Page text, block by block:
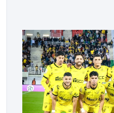
الرياضي على موعد مع
تجمع بين إيل كانيمي
ممثل […]